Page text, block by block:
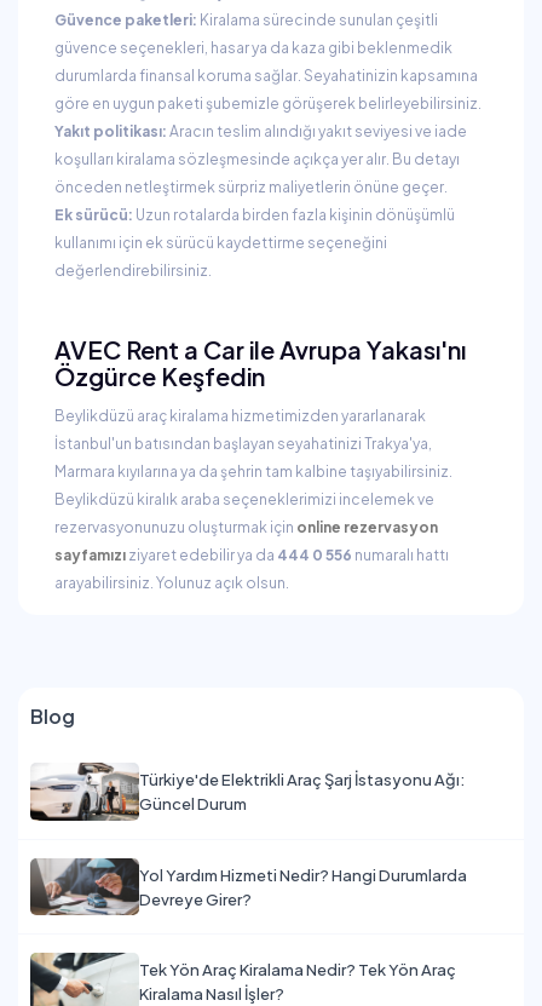
Güvence paketleri: Kiralama sürecinde sunulan çeşitli
güvence seçenekleri, hasar ya da kaza gibi beklenmedik
durumlarda finansal koruma sağlar. Seyahatinizin kapsamına
göre en uygun paketi şubemizle görüşerek belirleyebilirsiniz.
Yakıt politikası: Aracın teslim alındığı yakıt seviyesi ve iade
koşulları kiralama sözleşmesinde açıkça yer alır. Bu detayı
önceden netleştirmek sürpriz maliyetlerin önüne geçer.
Ek sürücü: Uzun rotalarda birden fazla kişinin dönüşümlü
kullanımı için ek sürücü kaydettirme seçeneğini
değerlendirebilirsiniz.
AVEC Rent a Car ile Avrupa Yakası'nı
Özgürce Keşfedin
Beylikdüzü araç kiralama hizmetimizden yararlanarak
İstanbul'un batısından başlayan seyahatinizi Trakya'ya,
Marmara kıyılarına ya da şehrin tam kalbine taşıyabilirsiniz.
Beylikdüzü kiralık araba seçeneklerimizi incelemek ve
rezervasyonunuzu oluşturmak için online rezervasyon
sayfamızı ziyaret edebilir ya da 444 0 556 numaralı hattı
arayabilirsiniz. Yolunuz açık olsun.
Blog
Türkiye'de Elektrikli Araç Şarj İstasyonu Ağı:
Güncel Durum
Yol Yardım Hizmeti Nedir? Hangi Durumlarda
Devreye Girer?
Tek Yön Araç Kiralama Nedir? Tek Yön Araç
Kiralama Nasıl İşler?